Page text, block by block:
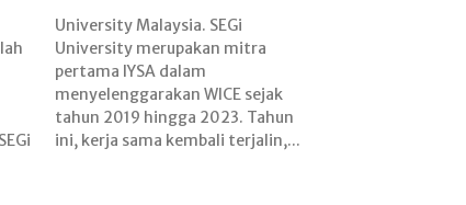
ini, kerja sama kembali terjalin,...